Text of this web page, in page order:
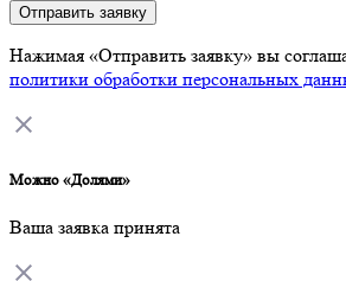
Отправить заявку
Нажимая «Отправить заявку» вы
политики обработки персональных
Можно «Долями»
Ваша заявка принята